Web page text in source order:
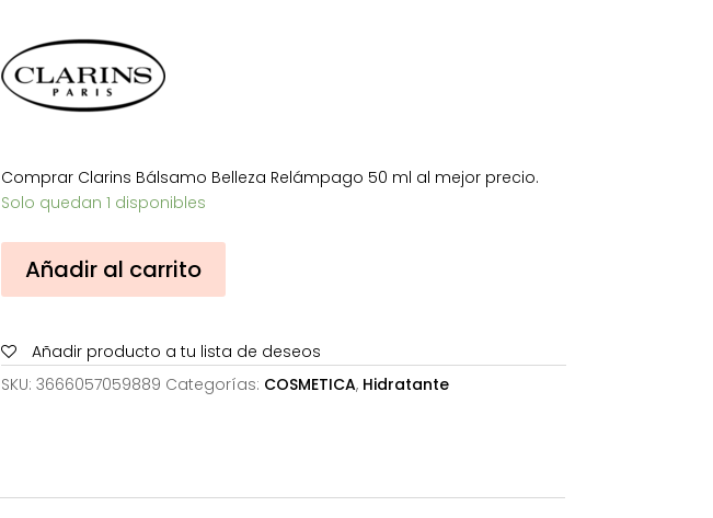
51,00€.
Comprar Clarins Bálsamo Belleza Relámpago 50 ml al mejor precio.
Solo quedan 1 disponibles
Bálsamo
Belleza
50
ml
Añadir al carrito
Añadir producto a tu lista de deseos
SKU: 3666057059889 Categorías: COSMETICA, Hidratante